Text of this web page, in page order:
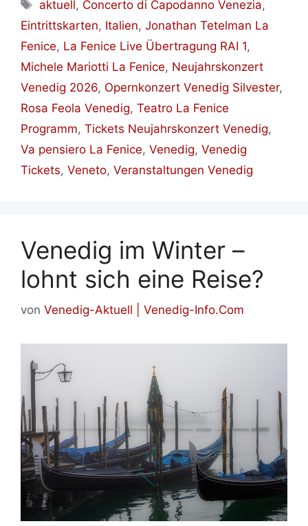
aktuell, Concerto di Capodanno Venezia,
Eintrittskarten, Italien, Jonathan Tetelman La
Fenice, La Fenice Live Übertragung RAI 1,
Michele Mariotti La Fenice, Neujahrskonzert
Venedig 2026, Opernkonzert Venedig Silvester,
Rosa Feola Venedig, Teatro La Fenice
Programm, Tickets Neujahrskonzert Venedig,
Va pensiero La Fenice, Venedig, Venedig
Tickets, Veneto, Veranstaltungen Venedig
Venedig im Winter –
lohnt sich eine Reise?
von Venedig-Aktuell | Venedig-Info.Com